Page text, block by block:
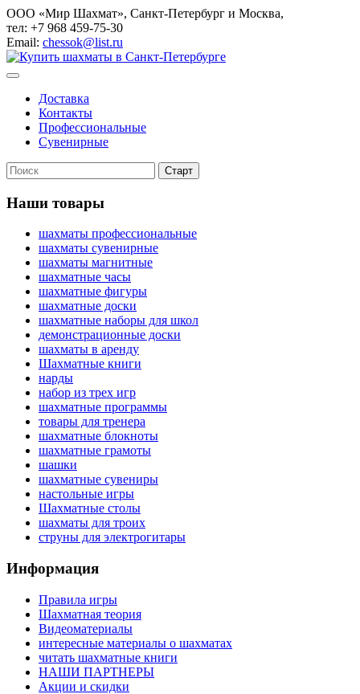
ООО «Мир Шахмат», Санкт-Петербург и Москва,
тел: +7 968 459-75-30
Email: chessok@list.ru
Доставка
Контакты
Профессиональные
Сувенирные
Наши товары
шахматы профессиональные
шахматы сувенирные
шахматы магнитные
шахматные часы
шахматные фигуры
шахматные доски
шахматные наборы для школ
демонстрационные доски
шахматы в аренду
Шахматные книги
нарды
набор из трех игр
шахматные программы
товары для тренера
шахматные блокноты
шахматные грамоты
шашки
шахматные сувениры
настольные игры
Шахматные столы
шахматы для троих
струны для электрогитары
Информация
Правила игры
Шахматная теория
Видеоматериалы
интересные материалы о шахматах
читать шахматные книги
НАШИ ПАРТНЕРЫ
Акции и скидки